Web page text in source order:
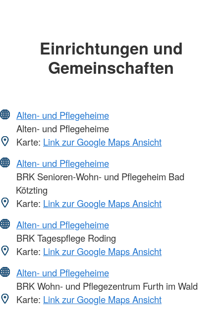
Einrichtungen und
Gemeinschaften
Alten- und Pflegeheime
Alten- und Pflegeheime
Karte: Link zur Google Maps Ansicht
Alten- und Pflegeheime
BRK Senioren-Wohn- und Pflegeheim Bad
Kötzting
Karte: Link zur Google Maps Ansicht
Alten- und Pflegeheime
BRK Tagespflege Roding
Karte: Link zur Google Maps Ansicht
Alten- und Pflegeheime
BRK Wohn- und Pflegezentrum Furth im Wald
Karte: Link zur Google Maps Ansicht